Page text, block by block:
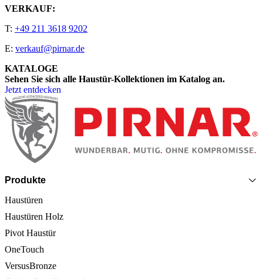
VERKAUF:
T: +49 211 3618 9202
E: verkauf@pirnar.de
KATALOGE
Sehen Sie sich alle Haustür-Kollektionen im Katalog an.
Jetzt entdecken
Seitenfooter
Produkte
Haustüren
Haustüren Holz
Pivot Haustür
OneTouch
VersusBronze